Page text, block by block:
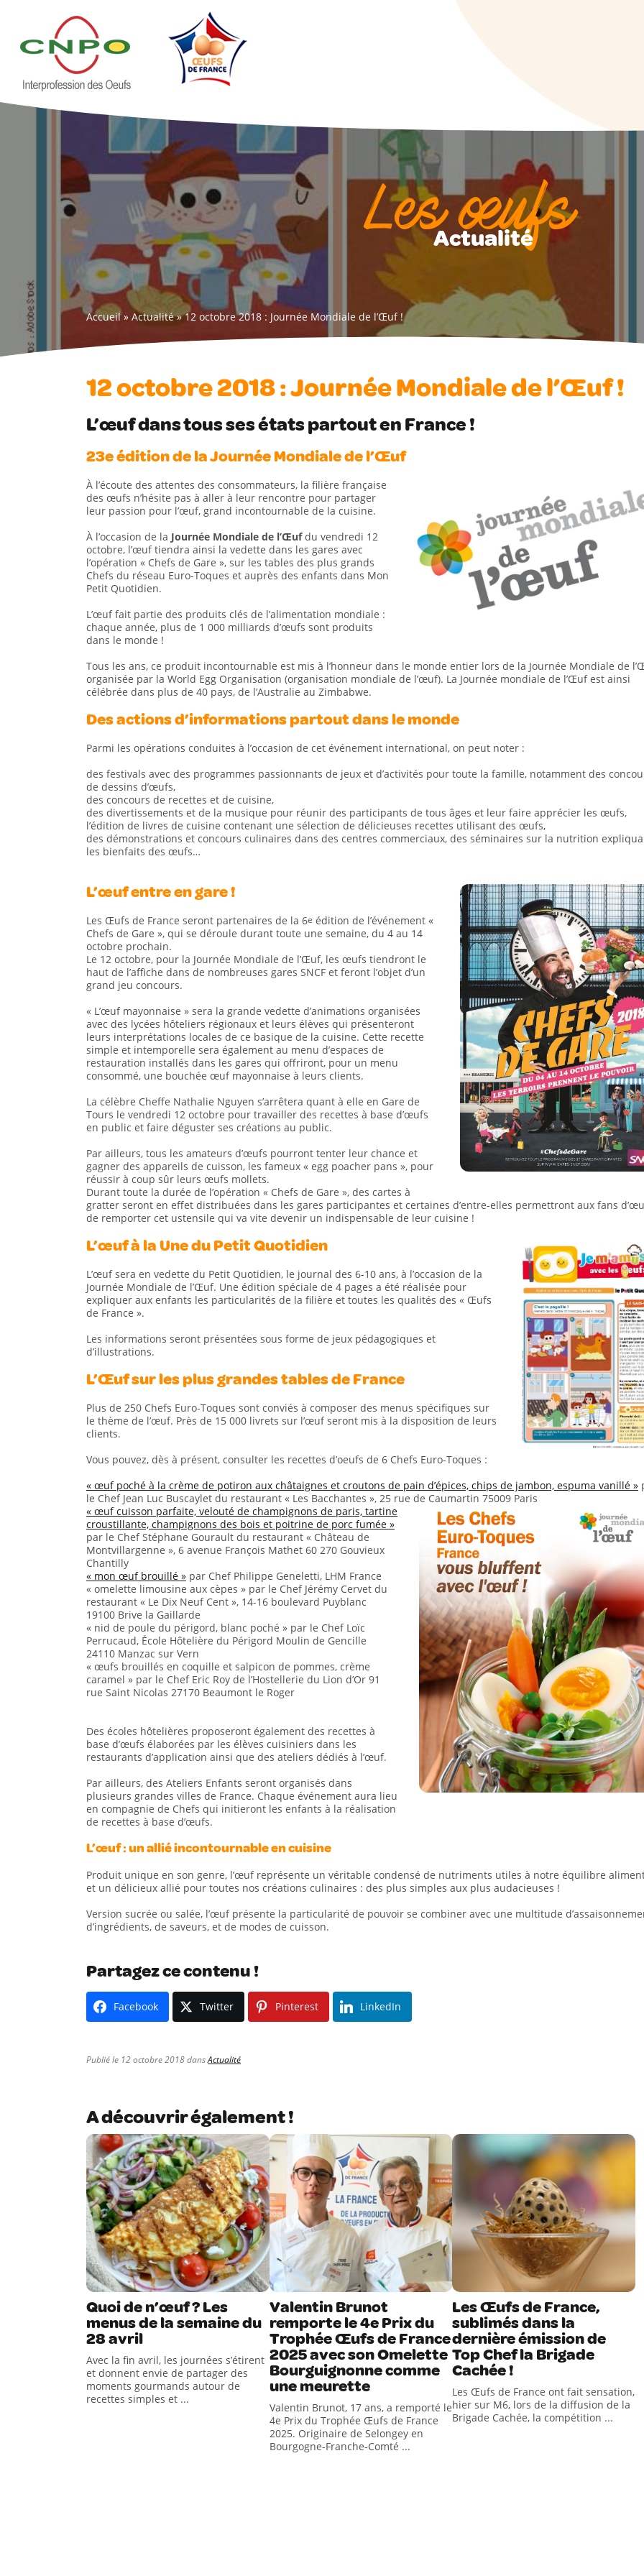
Les œufs
Actualité
Accueil» Actualité»12 octobre 2018 : Journée Mondiale de l’Œuf !
12 octobre 2018 : Journée Mondiale de l’Œuf !
L’œuf dans tous ses états partout en France !
23e édition de la Journée Mondiale de l’Œuf
À l’écoute des attentes des consommateurs, la filière française
des œufs n’hésite pas à aller à leur rencontre pour partager
leur passion pour l’œuf, grand incontournable de la cuisine.
À l’occasion de la Journée Mondiale de l’Œufdu vendredi 12
octobre, l’œuf tiendra ainsi la vedette dans les gares avec
l’opération « Chefs de Gare », sur les tables des plus grands
Chefs du réseau Euro-Toques et auprès des enfants dans Mon
Petit Quotidien.
L’œuf fait partie des produits clés de l’alimentation mondiale :
chaque année, plus de 1 000 milliards d’œufs sont produits
dans le monde !
Tous les ans, ce produit incontournable est mis à l’honneur dans le monde entier lors de la Journée Mondiale de
organisée par la World Egg Organisation (organisation mondiale de l’œuf). La Journée mondiale de l’Œuf est ainsi
célébrée dans plus de 40 pays, de l’Australie au Zimbabwe.
Des actions d’informations partout dans le monde
Parmi les opérations conduites à l’occasion de cet événement international, on peut noter :
des festivals avec des programmes passionnants de jeux et d’activités pour toute la famille, notamment des
de dessins d’œufs,
des concours de recettes et de cuisine,
des divertissements et de la musique pour réunir des participants de tous âges et leur faire apprécier les œufs,
l’édition de livres de cuisine contenant une sélection de délicieuses recettes utilisant des œufs,
des démonstrations et concours culinaires dans des centres commerciaux, des séminaires sur la nutrition
les bienfaits des œufs…
L’œuf entre en gare !
Les Œufs de France seront partenaires de la 6e édition de l’événement «
Chefs de Gare », qui se déroule durant toute une semaine, du 4 au 14
octobre prochain.
Le 12 octobre, pour la Journée Mondiale de l’Œuf, les œufs tiendront le
haut de l’affiche dans de nombreuses gares SNCF et feront l’objet d’un
grand jeu concours.
« L’œuf mayonnaise » sera la grande vedette d’animations organisées
avec des lycées hôteliers régionaux et leurs élèves qui présenteront
leurs interprétations locales de ce basique de la cuisine. Cette recette
simple et intemporelle sera également au menu d’espaces de
restauration installés dans les gares qui offriront, pour un menu
consommé, une bouchée œuf mayonnaise à leurs clients.
La célèbre Cheffe Nathalie Nguyen s’arrêtera quant à elle en Gare de
Tours le vendredi 12 octobre pour travailler des recettes à base d’œufs
en public et faire déguster ses créations au public.
Par ailleurs, tous les amateurs d’œufs pourront tenter leur chance et
gagner des appareils de cuisson, les fameux « egg poacher pans », pour
réussir à coup sûr leurs œufs mollets.
Durant toute la durée de l’opération « Chefs de Gare », des cartes à
gratter seront en effet distribuées dans les gares participantes et certaines d’entre-elles permettront aux fans
de remporter cet ustensile qui va vite devenir un indispensable de leur cuisine !
L’œuf à la Une du Petit Quotidien
L’œuf sera en vedette du Petit Quotidien, le journal des 6-10 ans, à l’occasion de la
Journée Mondiale de l’Œuf. Une édition spéciale de 4 pages a été réalisée pour
expliquer aux enfants les particularités de la filière et toutes les qualités des « Œufs
de France ».
Les informations seront présentées sous forme de jeux pédagogiques et
d’illustrations.
L’Œuf sur les plus grandes tables de France
Plus de 250 Chefs Euro-Toques sont conviés à composer des menus spécifiques sur
le thème de l’œuf. Près de 15 000 livrets sur l’œuf seront mis à la disposition de leurs
clients.
Vous pouvez, dès à présent, consulter les recettes d’oeufs de 6 Chefs Euro-Toques :
« œuf poché à la crème de potiron aux châtaignes et croutons de pain d’épices, chips de jambon, espuma vanillé »
le Chef Jean Luc Buscaylet du restaurant « Les Bacchantes », 25 rue de Caumartin 75009 Paris
« œuf cuisson parfaite, velouté de champignons de paris, tartine
croustillante, champignons des bois et poitrine de porc fumée »
par le Chef Stéphane Gourault du restaurant « Château de
Montvillargenne », 6 avenue François Mathet 60 270 Gouvieux
Chantilly
« mon œuf brouillé » par Chef Philippe Geneletti, LHM France
« omelette limousine aux cèpes » par le Chef Jérémy Cervet du
restaurant « Le Dix Neuf Cent », 14-16 boulevard Puyblanc
19100 Brive la Gaillarde
« nid de poule du périgord, blanc poché » par le Chef Loïc
Perrucaud, École Hôtelière du Périgord Moulin de Gencille
24110 Manzac sur Vern
« œufs brouillés en coquille et salpicon de pommes, crème
caramel » par le Chef Eric Roy de l’Hostellerie du Lion d’Or 91
rue Saint Nicolas 27170 Beaumont le Roger
Des écoles hôtelières proposeront également des recettes à
base d’œufs élaborées par les élèves cuisiniers dans les
restaurants d’application ainsi que des ateliers dédiés à l’œuf.
Par ailleurs, des Ateliers Enfants seront organisés dans
plusieurs grandes villes de France. Chaque événement aura lieu
en compagnie de Chefs qui initieront les enfants à la réalisation
de recettes à base d’œufs.
L’œuf : un allié incontournable en cuisine
Produit unique en son genre, l’œuf représente un véritable condensé de nutriments utiles à notre équilibre
et un délicieux allié pour toutes nos créations culinaires : des plus simples aux plus audacieuses !
Version sucrée ou salée, l’œuf présente la particularité de pouvoir se combiner avec une multitude
d’ingrédients, de saveurs, et de modes de cuisson.
Partagez ce contenu !
Facebook Twitter Pinterest LinkedIn
Publié le 12 octobre 2018 dansActualité
A découvrir également !
Quoi de n’œuf ? Les
menus de la semaine du
28 avril
Avec la fin avril, les journées s’étirent
et donnent envie de partager des
moments gourmands autour de
recettes simples et ...
Valentin Brunot
remporte le 4e Prix du
Trophée Œufs de France
2025 avec son Omelette
Bourguignonne comme
une meurette
Valentin Brunot, 17 ans, a remporté le
4e Prix du Trophée Œufs de France
2025. Originaire de Selongey en
Bourgogne-Franche-Comté ...
Les Œufs de France,
sublimés dans la
dernière émission de
Top Chef la Brigade
Cachée !
Les Œufs de France ont fait sensation,
hier sur M6, lors de la diffusion de la
Brigade Cachée, la compétition ...